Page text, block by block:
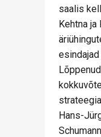
saalis
Kehtna ja
esindajad
Hans-